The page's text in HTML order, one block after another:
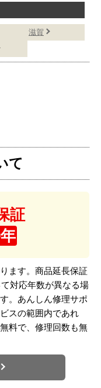
滋賀
て
証
ます。商品延長保証
対応年数が異なる場
。あんしん修理サポ
スの範囲内であれ
料で、修理回数も無